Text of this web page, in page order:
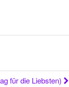
für die Liebsten)